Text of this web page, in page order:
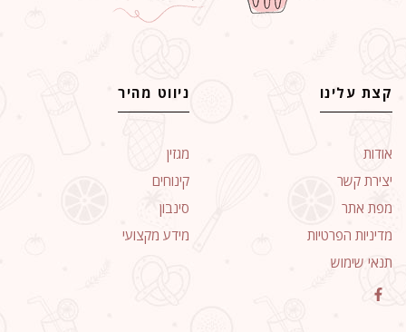
קצת עלינו
אודות
יצירת קשר
מפת אתר
מדיניות הפרטיות
תנאי שימוש
ניווט מהיר
מגזין
קינוחים
סינבון
מידע מקצועי